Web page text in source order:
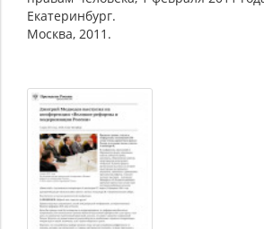
Екатеринбург.
Москва, 2011.